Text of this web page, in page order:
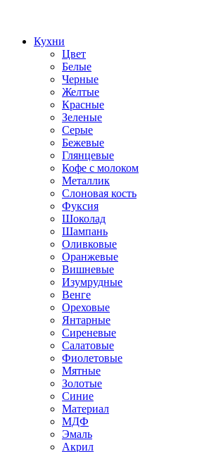
Кухни
Цвет
Белые
Черные
Желтые
Красные
Зеленые
Серые
Бежевые
Глянцевые
Кофе с молоком
Металлик
Слоновая кость
Фуксия
Шоколад
Шампань
Оливковые
Оранжевые
Вишневые
Изумрудные
Венге
Ореховые
Янтарные
Сиреневые
Салатовые
Фиолетовые
Мятные
Золотые
Синие
Материал
МДФ
Эмаль
Акрил